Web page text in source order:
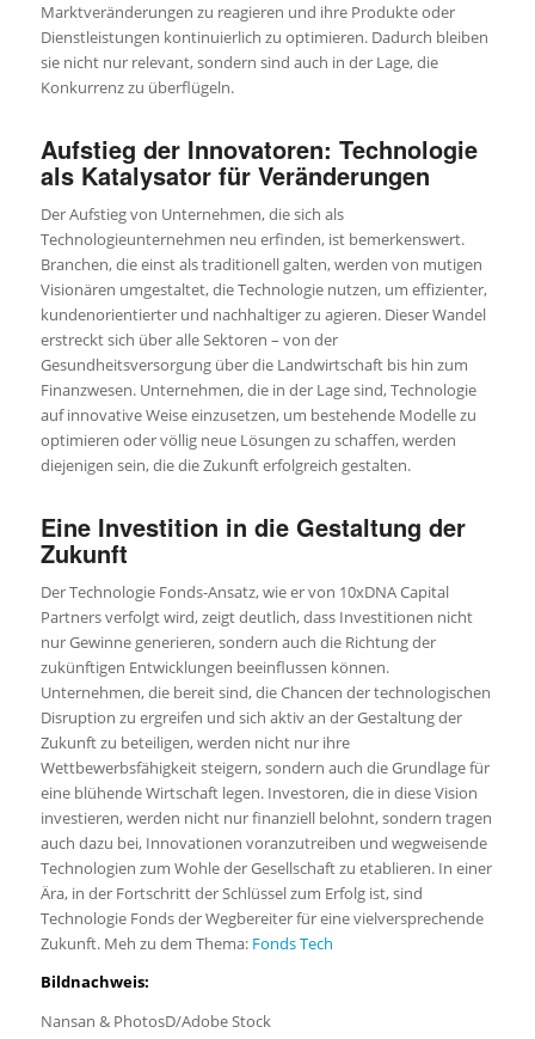
Marktveränderungen zu reagieren und ihre Produkte oder
Dienstleistungen kontinuierlich zu optimieren. Dadurch bleiben
sie nicht nur relevant, sondern sind auch in der Lage, die
Konkurrenz zu überflügeln.
Aufstieg der Innovatoren: Technologie
als Katalysator für Veränderungen
Der Aufstieg von Unternehmen, die sich als
Technologieunternehmen neu erfinden, ist bemerkenswert.
Branchen, die einst als traditionell galten, werden von mutigen
Visionären umgestaltet, die Technologie nutzen, um effizienter,
kundenorientierter und nachhaltiger zu agieren. Dieser Wandel
erstreckt sich über alle Sektoren – von der
Gesundheitsversorgung über die Landwirtschaft bis hin zum
Finanzwesen. Unternehmen, die in der Lage sind, Technologie
auf innovative Weise einzusetzen, um bestehende Modelle zu
optimieren oder völlig neue Lösungen zu schaffen, werden
diejenigen sein, die die Zukunft erfolgreich gestalten.
Eine Investition in die Gestaltung der
Zukunft
Der Technologie Fonds-Ansatz, wie er von 10xDNA Capital
Partners verfolgt wird, zeigt deutlich, dass Investitionen nicht
nur Gewinne generieren, sondern auch die Richtung der
zukünftigen Entwicklungen beeinflussen können.
Unternehmen, die bereit sind, die Chancen der technologischen
Disruption zu ergreifen und sich aktiv an der Gestaltung der
Zukunft zu beteiligen, werden nicht nur ihre
Wettbewerbsfähigkeit steigern, sondern auch die Grundlage für
eine blühende Wirtschaft legen. Investoren, die in diese Vision
investieren, werden nicht nur finanziell belohnt, sondern tragen
auch dazu bei, Innovationen voranzutreiben und wegweisende
Technologien zum Wohle der Gesellschaft zu etablieren. In einer
Ära, in der Fortschritt der Schlüssel zum Erfolg ist, sind
Technologie Fonds der Wegbereiter für eine vielversprechende
Zukunft. Meh zu dem Thema: Fonds Tech
Bildnachweis:
Nansan & PhotosD/Adobe Stock